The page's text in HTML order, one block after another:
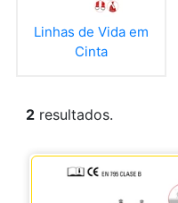
Linhas de Vida em
Cinta
2 resultados.